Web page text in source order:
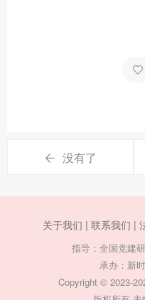
没有了
关于我们 | 联系我们 |
指导：全国党建
承办：新
Copyright © 2023-